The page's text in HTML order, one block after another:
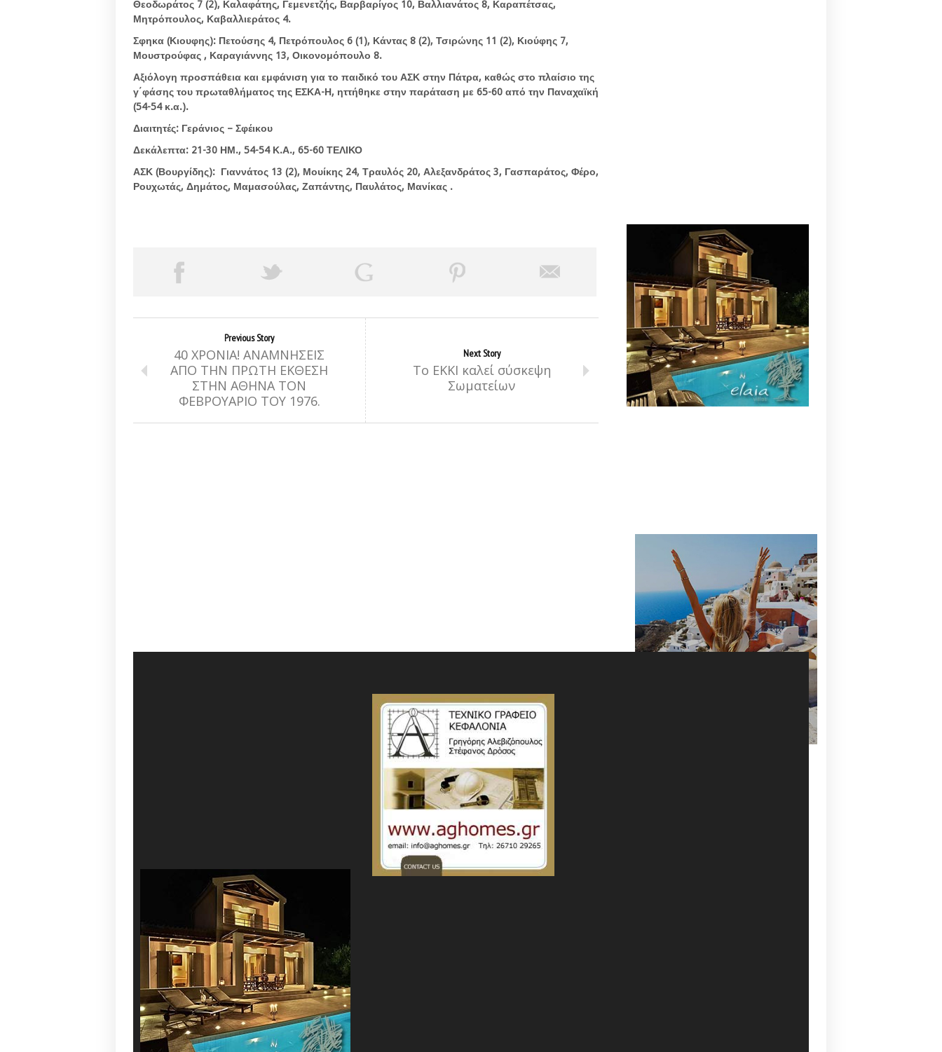
Θεοδωράτος 7 (2), Καλαφάτης, Γεμενετζής, Βαρβαρίγος 10, Βαλλιανάτος 8, Καραπέτσας,
Μητρόπουλος, Καβαλλιεράτος 4.
Σφηκα (Κιουφης): Πετούσης 4, Πετρόπουλος 6 (1), Κάντας 8 (2), Τσιρώνης 11 (2), Κιούφης 7,
Μουστρούφας , Καραγιάννης 13, Οικονομόπουλο 8.
Αξιόλογη προσπάθεια και εμφάνιση για το παιδικό του ΑΣΚ στην Πάτρα, καθώς στο πλαίσιο της
γ΄φάσης του πρωταθλήματος της ΕΣΚΑ-Η, ηττήθηκε στην παράταση με 65-60 από την Παναχαϊκή
(54-54 κ.α.).
Διαιτητές: Γεράνιος – Σφέικου
Δεκάλεπτα: 21-30 ΗΜ., 54-54 Κ.Α., 65-60 ΤΕΛΙΚΟ
ΑΣΚ (Βουργίδης): Γιαννάτος 13 (2), Μουίκης 24, Τραυλός 20, Αλεξανδράτος 3, Γασπαράτος, Φέρο,
Ρουχωτάς, Δημάτος, Μαμασούλας, Ζαπάντης, Παυλάτος, Μανίκας .
Previous Story
40 ΧΡΟΝΙΑ! ΑΝΑΜΝΗΣΕΙΣ
ΑΠΟ ΤΗΝ ΠΡΩΤΗ ΕΚΘΕΣΗ
ΣΤΗΝ ΑΘΗΝΑ ΤΟΝ
ΦΕΒΡΟΥΑΡΙΟ ΤΟΥ 1976.
Next Story
Το ΕΚΚΙ καλεί σύσκεψη
Σωματείων